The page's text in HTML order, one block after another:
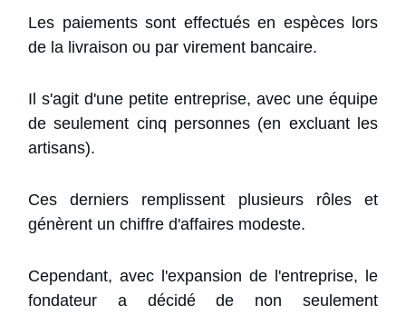
Les paiements sont effectués en espèces lors
de la livraison ou par virement bancaire.
Il s'agit d'une petite entreprise, avec une équipe
de seulement cinq personnes (en excluant les
artisans).
Ces derniers remplissent plusieurs rôles et
génèrent un chiffre d'affaires modeste.
Cependant, avec l'expansion de l'entreprise, le
fondateur a décidé de non seulement